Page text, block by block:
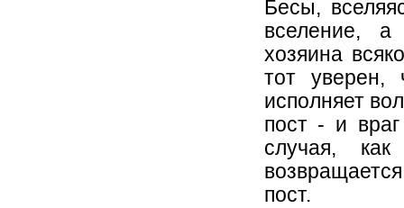
Бесы,
вселение, а
хозяина
тот
исполняет
пост - и
случая,
пост.